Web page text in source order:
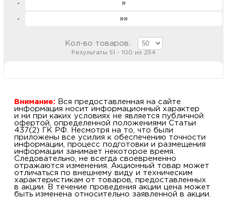
»
»»
Кол-во товаров:
Результаты 51 - 100 из 254
Внимание: Вся предоставленная на сайте
информация носит информационный характер
и ни при каких условиях не является публичной
офертой, определенной положениями Статьи
437(2) ГК РФ. Несмотря на то, что были
приложены все усилия к обеспечению точности
информации, процесс подготовки и размещения
информации занимает некоторое время.
Следовательно, не всегда своевременно
отражаются изменения. Акционный товар может
отличаться по внешнему виду и техническим
характеристикам от товаров, предоставленных
в акции. В течение проведения акции цена может
быть изменена относительно заявленной в акции.